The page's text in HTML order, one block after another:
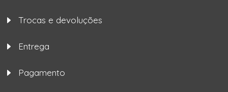
Trocas e devoluções
Entrega
Pagamento